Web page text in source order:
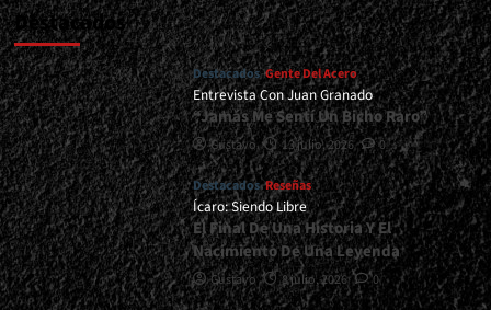
Profundamente
Humano”</div>
Destacados
Destacados Gente Del Acero
Entrevista Con Juan Granado
“Jamás Me Sentí Un Bicho Raro”
Gustavo 13 julio, 2026 0
Destacados Reseñas
Ícaro: Siendo Libre
El Final De Una Historia Y El
Nacimiento De Una Leyenda
Gustavo 8 julio, 2026 0